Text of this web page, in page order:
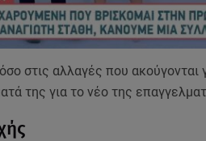
στις αλλαγές που
της για το νέο της